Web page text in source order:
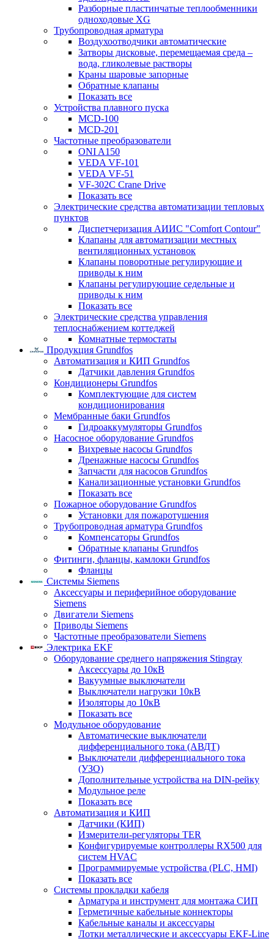
Разборные пластинчатые теплообменники
одноходовые ХG
Трубопроводная арматура
Воздухоотводчики автоматические
Затворы дисковые, перемещаемая среда –
вода, гликолевые растворы
Краны шаровые запорные
Обратные клапаны
Показать все
Устройства плавного пуска
MCD-100
MCD-201
Частотные преобразователи
ONI A150
VEDA VF-101
VEDA VF-51
VF-302C Crane Drive
Показать все
Электрические средства автоматизации тепловых
пунктов
Диспетчеризация АИИС "Comfort Contour"
Клапаны для автоматизации местных
вентиляционных установок
Клапаны поворотные регулирующие и
приводы к ним
Клапаны регулирующие седельные и
приводы к ним
Показать все
Электрические средства управления
теплоснабжением коттеджей
Комнатные термостаты
Продукция Grundfos
Автоматизация и КИП Grundfos
Датчики давления Grundfos
Кондиционеры Grundfos
Комплектующие для систем
кондиционирования
Мембранные баки Grundfos
Гидроаккумуляторы Grundfos
Насосное оборудование Grundfos
Вихревые насосы Grundfos
Дренажные насосы Grundfos
Запчасти для насосов Grundfos
Канализационные установки Grundfos
Показать все
Пожарное оборудование Grundfos
Установки для пожаротушения
Трубопроводная арматура Grundfos
Компенсаторы Grundfos
Обратные клапаны Grundfos
Фитинги, фланцы, камлоки Grundfos
Фланцы
Системы Siemens
Аксессуары и периферийное оборудование
Siemens
Двигатели Siemens
Приводы Siemens
Частотные преобразователи Siemens
Электрика EKF
Оборудование среднего напряжения Stingray
Аксессуары до 10кВ
Вакуумные выключатели
Выключатели нагрузки 10кВ
Изоляторы до 10кВ
Показать все
Модульное оборудование
Автоматические выключатели
дифференциального тока (АВДТ)
Выключатели дифференциального тока
(УЗО)
Дополнительные устройства на DIN-рейку
Модульное реле
Показать все
Автоматизация и КИП
Датчики (КИП)
Измерители-регуляторы TER
Конфигурируемые контроллеры RX500 для
систем HVAC
Программируемые устройства (PLC, HMI)
Показать все
Системы прокладки кабеля
Арматура и инструмент для монтажа СИП
Герметичные кабельные коннекторы
Кабельные каналы и аксессуары
Лотки металлические и аксессуары EKF-Line